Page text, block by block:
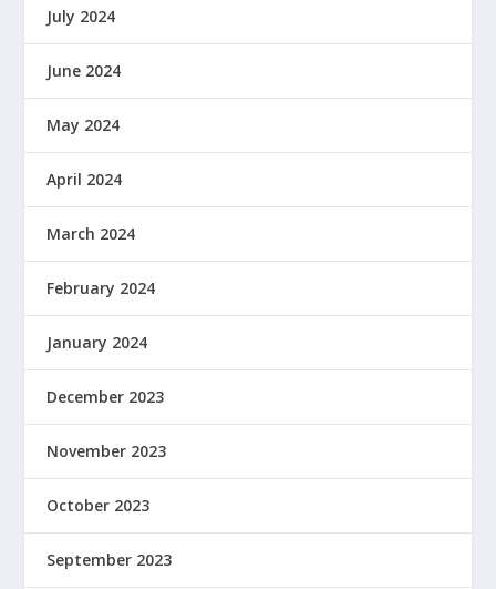
July 2024
June 2024
May 2024
April 2024
March 2024
February 2024
January 2024
December 2023
November 2023
October 2023
September 2023